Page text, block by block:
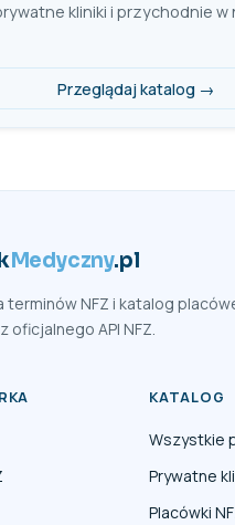
kliniki i przychodnie w
Przeglądaj katalog →
Medyczny.pl
terminów NFZ i katalog
oficjalnego API NFZ.
KATALOG
Wszystkie
Prywatne
Placówki